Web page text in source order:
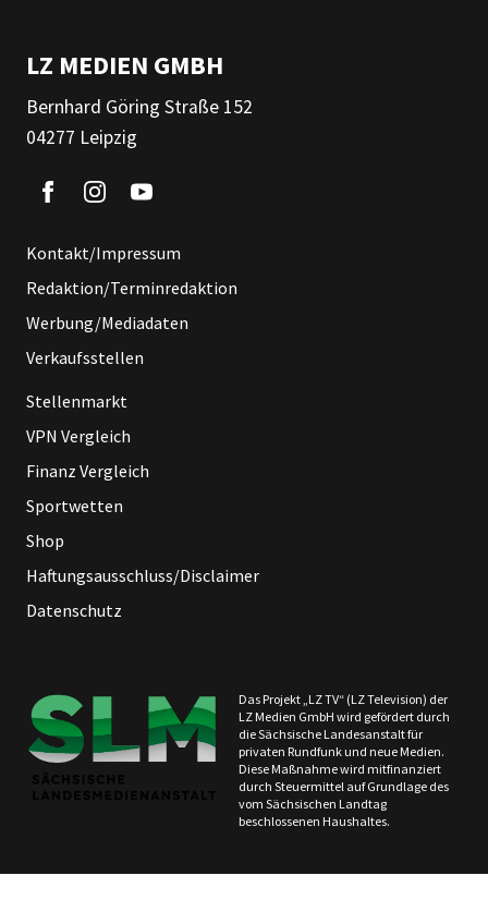
LZ MEDIEN GMBH
Bernhard Göring Straße 152
04277 Leipzig
Kontakt/Impressum
Redaktion/Terminredaktion
Werbung/Mediadaten
Verkaufsstellen
Stellenmarkt
VPN Vergleich
Finanz Vergleich
Sportwetten
Shop
Haftungsausschluss/Disclaimer
Datenschutz
Das Projekt „LZ TV“ (LZ Television) der
LZ Medien GmbH wird gefördert durch
die Sächsische Landesanstalt für
privaten Rundfunk und neue Medien.
Diese Maßnahme wird mitfinanziert
durch Steuermittel auf Grundlage des
vom Sächsischen Landtag
beschlossenen Haushaltes.